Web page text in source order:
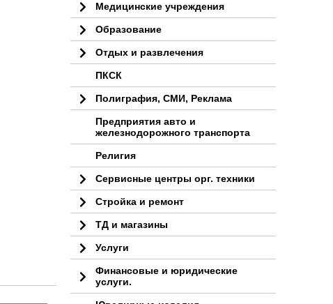
Медицинские учреждения
Образование
Отдых и развлечения
ПКСК
Полиграфия, СМИ, Реклама
Предприятия авто и
железнодорожного транспорта
Религия
Сервисные центры орг. техники
Стройка и ремонт
ТД и магазины
Услуги
Финансовые и юридические
услуги.